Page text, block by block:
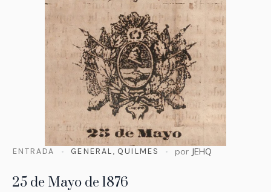
ENTRADA GENERAL, QUILMES por JEHQ
25 de Mayo de 1876